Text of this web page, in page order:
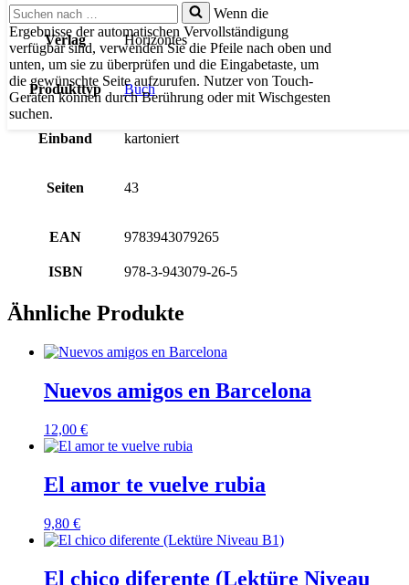
Suchen
nach …
Wenn die
Ergebnisse der automatischen Vervollständigung
verfügbar sind, verwenden Sie die Pfeile nach oben und
unten, um sie zu überprüfen und die Eingabetaste, um
die gewünschte Seite aufzurufen. Nutzer von Touch-
Geräten können durch Berührung oder mit Wischgesten
suchen.
Verlag Horizontes
Produkttyp Buch
Einband kartoniert
Seiten 43
EAN 9783943079265
ISBN 978-3-943079-26-5
Ähnliche Produkte
Nuevos amigos en Barcelona
12,00 €
El amor te vuelve rubia
9,80 €
El chico diferente (Lektüre Niveau